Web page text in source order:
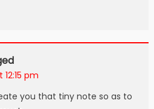
pm
you that tiny note so as to